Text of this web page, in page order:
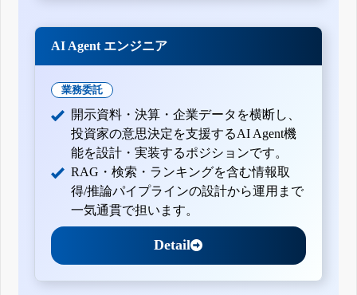
AI Agent エンジニア
業務委託
開示資料・決算・企業データを横断し、
投資家の意思決定を支援するAI Agent機
能を設計・実装するポジションです。
RAG・検索・ランキングを含む情報取
得/推論パイプラインの設計から運用まで
一気通貫で担います。
Detail